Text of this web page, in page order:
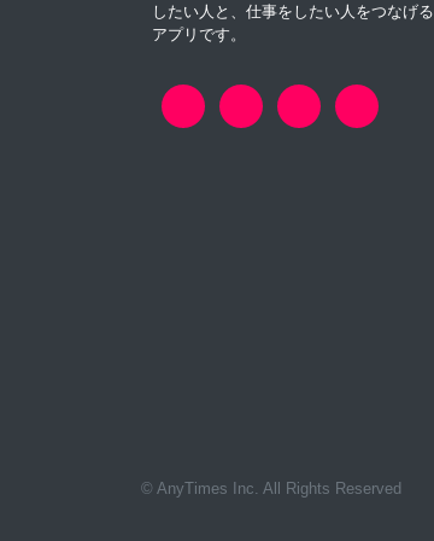
したい人と、仕事をしたい人をつなげる
アプリです。
© AnyTimes Inc. All Rights Reserved